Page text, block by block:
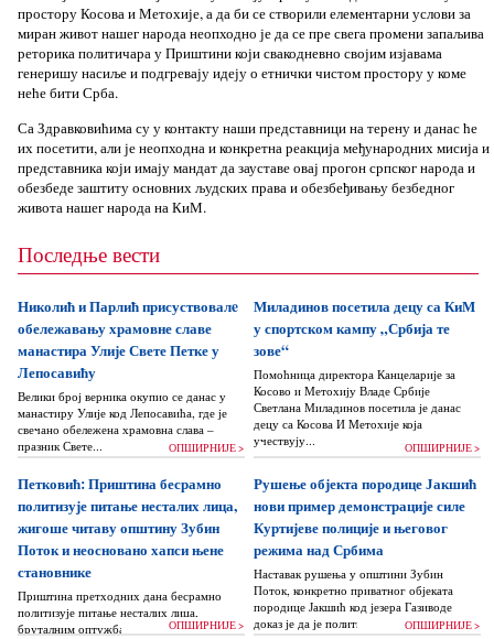
простору Косова и Метохије, а да би се створили елементарни услови за
миран живот нашег народа неопходно је да се пре свега промени запаљива
реторика политичара у Приштини који свакодневно својим изјавама
генеришу насиље и подгревају идеју о етнички чистом простору у коме
неће бити Срба.
Са Здравковићима су у контакту наши представници на терену и данас ће
их посетити, али је неопходна и конкретна реакција међународних мисија и
представника који имају мандат да зауставе овај прогон српског народа и
обезбеде заштиту основних људских права и обезбеђивању безбедног
живота нашег народа на КиМ.
Последње вести
Николић и Парлић присуствовалe
обележавању храмовне славе
манастира Улије Свете Петке у
Лепосавићу
Велики број верника окупио се данас у
манастиру Улије код Лепосавића, где је
свечано обележена храмовна слава –
празник Свете...
ОПШИРНИЈЕ >
Миладинов посетила децу са КиМ
у спортском кампу „Србија те
зове“
Помоћница директора Канцеларије за
Косово и Метохију Владе Србије
Светлана Миладинов посетила је данас
децу са Косова И Метохије која
учествују...
ОПШИРНИЈЕ >
Петковић: Приштина бесрамно
политизује питање несталих лица,
жигоше читаву општину Зубин
Поток и неосновано хапси њене
становнике
Приштина претходних дана бесрамно
политизује питање несталих лица,
бруталним оптужбама на рачун Београда
ОПШИРНИЈЕ >
Рушење објекта породице Јакшић
нови пример демонстрације силе
Куртијеве полиције и његовог
режима над Србима
Наставак рушења у општини Зубин
Поток, конкретно приватног објеката
породице Јакшић код језера Газиводе
доказ је да је политика Аљбина Куртија...
ОПШИРНИЈЕ >